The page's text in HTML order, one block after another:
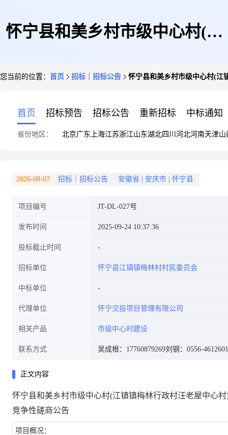
怀宁县和美乡村市级中心村(江
您当前的位置： 首页 招标｜招标公告 怀宁县和美乡村市级中心村(江
首页 招标预告 招标公告 重新招标 中标通知
省份地区： 北京广东 上海江苏浙江山东湖北四川 河北河南天津山
2026-08-07 招标｜招标公告 安徽省 安庆市 怀宁县
项目编号 JT-DL-027号
发布时间 2025-09-24 10:37:36
投标截止时间
招标单位 怀宁县江镇镇梅林村村民委员会
中标单位
代理单位 怀宁交投项目管理有限公司
相关产品 市级中心村建设
联系方式 吴成根：17760879269刘钢：0556-4612601
正文内容
怀宁县和美乡村市级中心村(江镇镇梅林行政村汪老屋中心
竞争性磋商公告
项目概况：